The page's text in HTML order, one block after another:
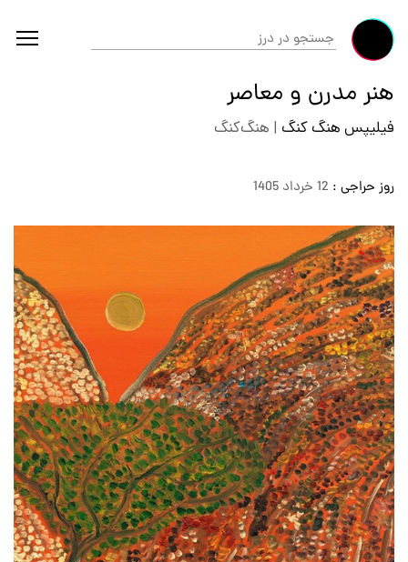
هنر مدرن و معاصر
فیلیپس هنگ کنگ | هنگ‌کنگ
روز حراجی : 12 خرداد 1405